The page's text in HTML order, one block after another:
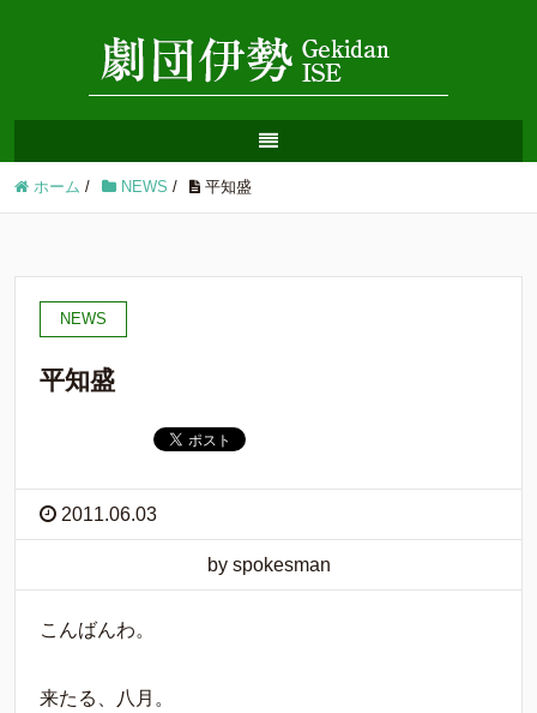
ホーム / NEWS / 平知盛
NEWS
平知盛
2011.06.03
by spokesman
こんばんわ。
来たる、八月。